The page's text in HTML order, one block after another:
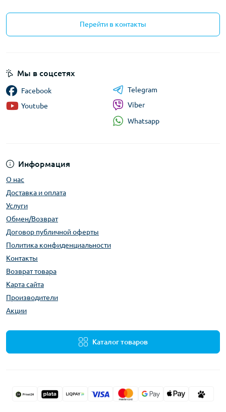
Перейти в контакты
Информация
О нас
Доставка и оплата
Услуги
Обмен/Возврат
Договор публичной оферты
Политика конфиденциальности
Контакты
Возврат товара
Карта сайта
Производители
Акции
Каталог товаров
Мы в соцсетях
Facebook
Youtube
Telegram
Viber
Whatsapp